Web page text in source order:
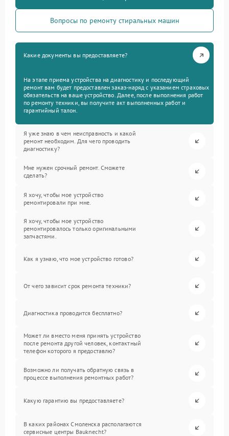
Вопросы по ремонту стиральных машин
Какие документы вы предоставляете?
На этапе приема устройства на диагностику и последующий
ремонт вам будет предоставлен заказ-наряд с указанием страховых
обязательств на ваше устройство. Далее, после выполнения работ
по ремонту техники, вы получите акт выполненных работ и
гарантийный талон.
Я уже знаю в чем неисправность и какой
ремонт необходим. Для чего проводить
диагностику?
Мне нужен срочный ремонт. Сможете
сделать?
Я хочу, чтобы мое устройство
ремонтировали при мне.
Я хочу, чтобы мое устройство
ремонтировалось только оригинальными
запчастями.
Как я узнаю, что мое устройство готово?
От чего зависит срок ремонта техники?
Диагностика проводится бесплатно?
Может ли вместо меня принять устройство
после ремонта другой человек, контактный
телефон которого я предоставлю?
Возможно ли получать обратную связь в
процессе выполнения ремонтных работ?
Какую гарантию вы предоставляете?
В каких районах Смоленска располагаются
сервисные центры Bauknecht?